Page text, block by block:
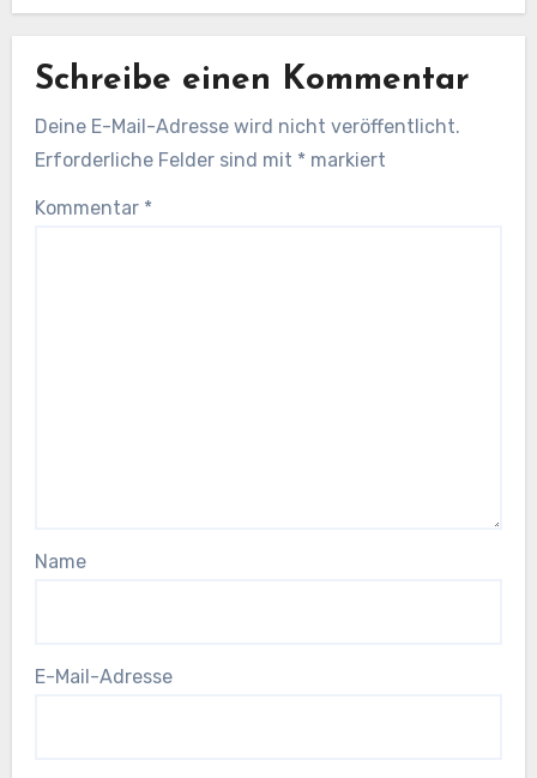
Schreibe einen Kommentar
Deine E-Mail-Adresse wird nicht veröffentlicht.
Erforderliche Felder sind mit * markiert
Kommentar *
Name
E-Mail-Adresse